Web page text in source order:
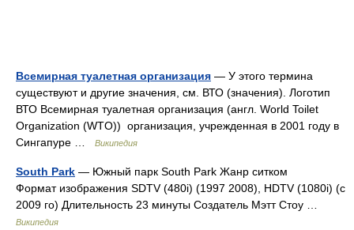
Всемирная туалетная организация — У этого термина
существуют и другие значения, см. ВТО (значения). Логотип
ВТО Всемирная туалетная организация (англ. World Toilet
Organization (WTO)) организация, учрежденная в 2001 году в
Сингапуре …
Википедия
South Park — Южный парк South Park Жанр ситком
Формат изображения SDTV (480i) (1997 2008), HDTV (1080i) (с
2009 го) Длительность 23 минуты Создатель Мэтт Стоу …
Википедия